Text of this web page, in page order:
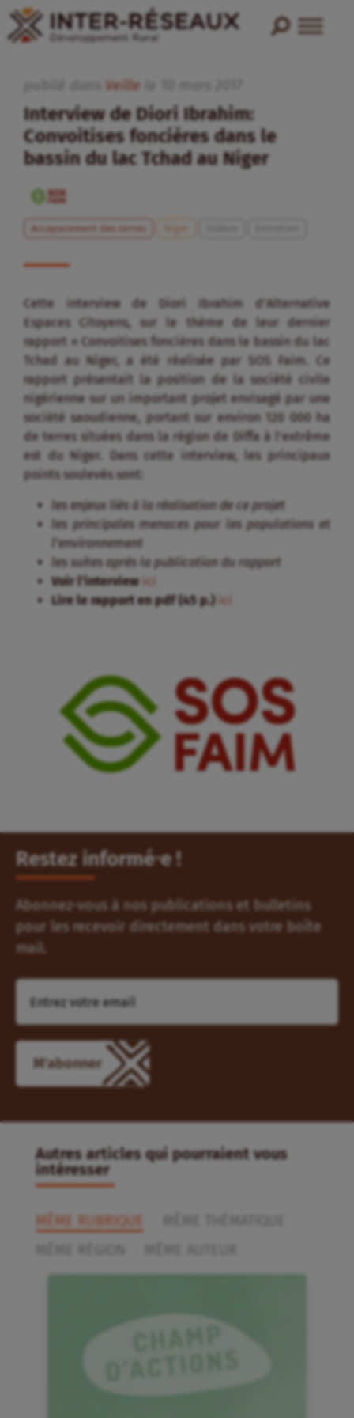
Veille
Interview de Diori Ibrahim:
Convoitises foncières dans le
bassin du lac Tchad au Niger
Accaparement des terres Niger
Cette interview de Diori Ibrahim d’Alternative
Espaces Citoyens, sur le thème de leur dernier
rapport « Convoitises foncières dans le bassin du lac
Tchad au Niger, a été réalisée par SOS Faim. Ce
rapport présentait la position de la société civile
nigérienne sur un important projet envisagé par une
société saoudienne, portant sur environ 120 000 ha
de terres situées dans la région de Diffa à l’extrême
est du Niger. Dans cette interview, les principaux
points soulevés sont:
les enjeux liés à la réalisation de ce projet
les principales menaces pour les populations et
l’environnement
les suites après la publication du rapport
Voir l’interview ici
Lire le rapport en pdf (45 p.)
ici
Restez informé⸱e !
Abonnez-vous à nos publications et bulletins
pour les recevoir directement dans votre boîte
mail.
Autres articles qui pourraient vous
intéresser
MÊME RUBRIQUE